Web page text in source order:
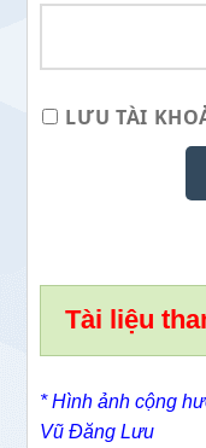
LƯU TÀI
Tài liệu
* Hình ảnh cộng
Vũ Đăng Lưu